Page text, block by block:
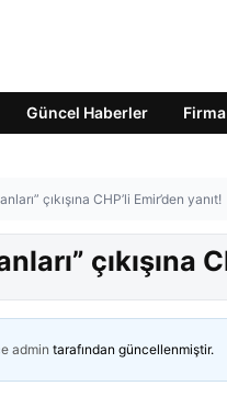
Güncel Haberler
çıkışına CHP’li Emir’den yanıt!
çıkışına
admin tarafından güncellenmiştir.